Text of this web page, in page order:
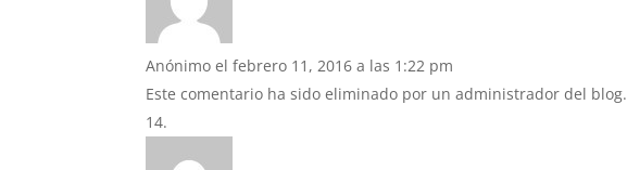
Anónimo el febrero 11, 2016 a las 1:22 pm
Este comentario ha sido eliminado por un administrador del blog.